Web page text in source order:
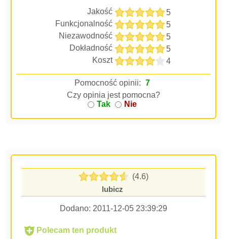
Jakość
5
Funkcjonalność
5
Niezawodność
5
Dokładność
5
Koszt
4
Pomocność opinii: 7
Czy opinia jest pomocna?
Tak
Nie
(4.6)
lubicz
Dodano: 2011-12-05 23:39:29
Polecam ten produkt